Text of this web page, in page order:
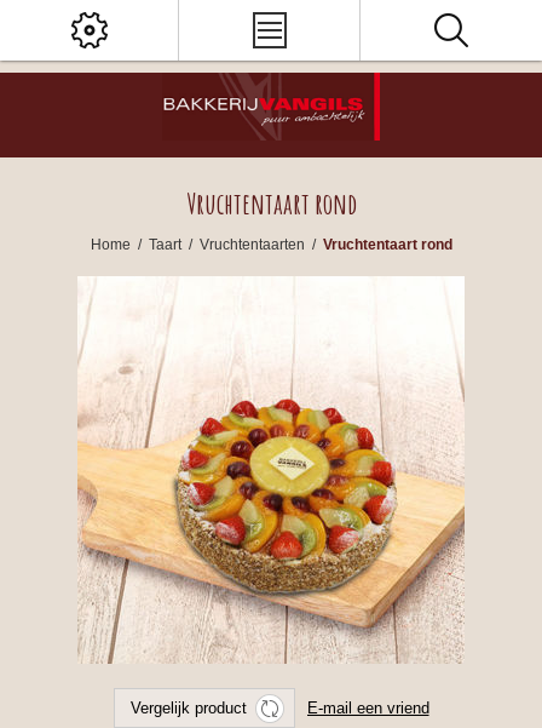
Vruchtentaart rond
Home / Taart / Vruchtentaarten / Vruchtentaart rond